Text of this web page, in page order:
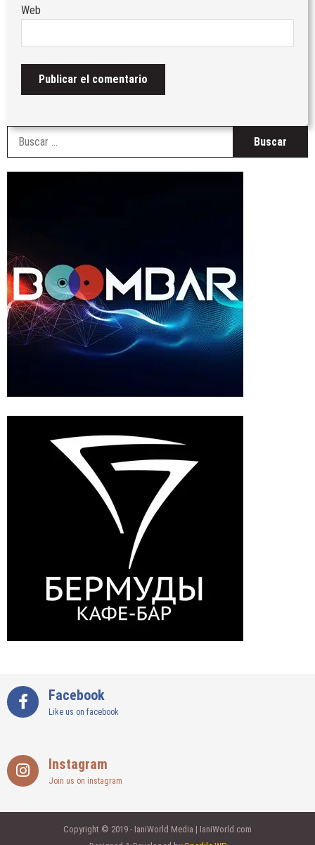
Web
Facebook
Like us on facebook
Instagram
Join us on instagram
Copyright © 2019 - IaniWorld Media | IaniWorld.com